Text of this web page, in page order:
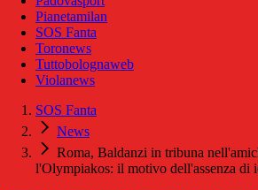
Pianetamilan
SOS Fanta
Toronews
Tuttobolognaweb
Violanews
SOS Fanta
News
Roma, Baldanzi in tribuna
l'Olympiakos: il motivo dell'assenza di